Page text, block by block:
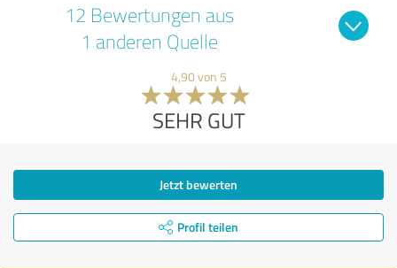
12 Bewertungen aus
1 anderen Quelle
4,90 von 5
SEHR GUT
Jetzt bewerten
Profil teilen